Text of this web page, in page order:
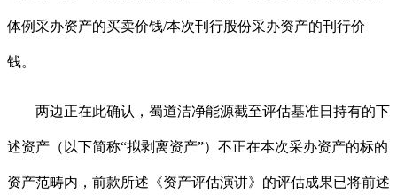
体例采办资产的买卖价钱/本次刊行股份采办资产的刊行价
钱。
两边正在此确认，蜀道洁净能源截至评估基准日持有的下
述资产（以下简称“拟剥离资产”）不正在本次采办资产的标的
资产范畴内，前款所述《资产评估演讲》的评估成果已将前述